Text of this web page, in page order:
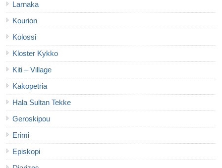
Larnaka
Kourion
Kolossi
Kloster Kykko
Kiti – Village
Kakopetria
Hala Sultan Tekke
Geroskipou
Erimi
Episkopi